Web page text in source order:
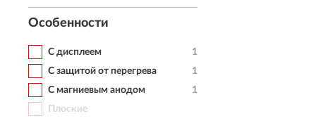
Особенности
С дисплеем
1
С защитой от перегрева
1
С магниевым анодом
1
Плоские